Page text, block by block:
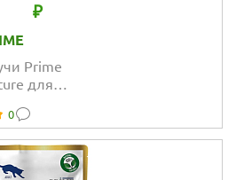
₽
Prime
для
с
в
0